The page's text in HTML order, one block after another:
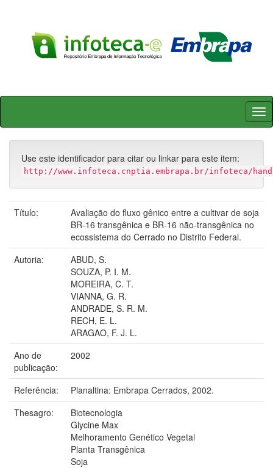
Skip
Use este identificador para citar ou linkar para este item:
http://www.infoteca.cnptia.embrapa.br/infoteca/
Título:
Avaliação do fluxo gênico entre a cultivar de soja
BR-16 transgênica e BR-16 não-transgênica no
ecossistema do Cerrado no Distrito Federal.
Autoria:
ABUD, S.
SOUZA, P. I. M.
MOREIRA, C. T.
VIANNA, G. R.
ANDRADE, S. R. M.
RECH, E. L.
ARAGAO, F. J. L.
Ano de
publicação:
2002
Referência:
Planaltina: Embrapa Cerrados, 2002.
Thesagro:
Biotecnologia
Glycine Max
Melhoramento Genético Vegetal
Planta Transgênica
Soja